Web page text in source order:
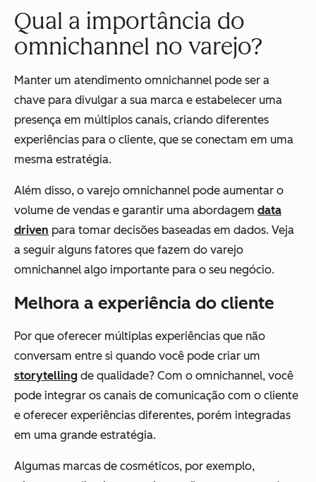
Qual a importância do
omnichannel no varejo?
Manter um atendimento omnichannel pode ser a
chave para divulgar a sua marca e estabelecer uma
presença em múltiplos canais, criando diferentes
experiências para o cliente, que se conectam em uma
mesma estratégia.
Além disso, o varejo omnichannel pode aumentar o
volume de vendas e garantir uma abordagem data
driven para tomar decisões baseadas em dados. Veja
a seguir alguns fatores que fazem do varejo
omnichannel algo importante para o seu negócio.
Melhora a experiência do cliente
Por que oferecer múltiplas experiências que não
conversam entre si quando você pode criar um
storytelling de qualidade? Com o omnichannel, você
pode integrar os canais de comunicação com o cliente
e oferecer experiências diferentes, porém integradas
em uma grande estratégia.
Algumas marcas de cosméticos, por exemplo,